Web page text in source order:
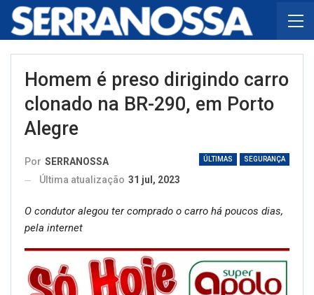
Homem é preso dirigindo carro
clonado na BR-290, em Porto
Alegre
ÚLTIMAS SEGURANÇA
Por SERRANOSSA
Última atualização 31 jul, 2023
O condutor alegou ter comprado o carro há poucos dias,
pela internet